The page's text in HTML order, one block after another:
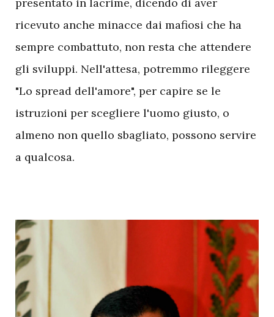
presentato in lacrime, dicendo di aver
ricevuto anche minacce dai mafiosi che ha
sempre combattuto, non resta che attendere
gli sviluppi. Nell'attesa, potremmo rileggere
"Lo spread dell'amore", per capire se le
istruzioni per scegliere l'uomo giusto, o
almeno non quello sbagliato, possono servire
a qualcosa.